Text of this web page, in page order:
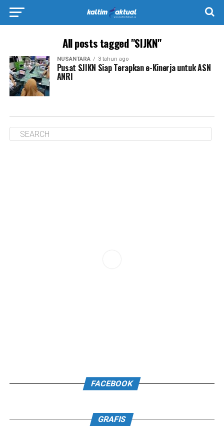
All posts tagged "SIJKN"
NUSANTARA 3 tahun ago
Pusat SJIKN Siap Terapkan e-Kinerja untuk ASN
ANRI
FACEBOOK
GRAFIS